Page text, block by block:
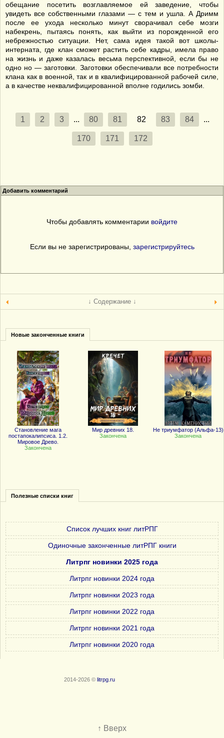
обещание посетить возглавляемое ей заведение, чтобы
увидеть все собственными глазами — с тем и ушла. А Дримм
после ее ухода несколько минут сворачивал себе мозги
набекрень, пытаясь понять, как выйти из порожденной его
небрежностью ситуации. Нет, сама идея такой вот школы-
интерната, где клан сможет растить себе кадры, имела право
на жизнь и даже казалась весьма перспективной, если бы не
одно но — заготовки. Заготовки обеспечивали все потребности
клана как в военной, так и в квалифицированной рабочей силе,
а в качестве неквалифицированной вполне годились зомби.
1 2 3 ... 80 81 82 83 84 ...
170 171 172
Добавить комментарий
Чтобы добавлять комментарии войдите
Если вы не зарегистрированы, зарегистрируйтесь
↓ Содержание ↓
Новые законченные книги
Становление мага
постапокалипсиса. 1.2.
Мировое Древо.
Закончена
Мир древних 18.
Закончена
Не триумфатор (Альфа-13)
Закончена
Полезные списки книг
Список лучших книг литРПГ
Одиночные законченные литРПГ книги
Литрпг новинки 2025 года
Литрпг новинки 2024 года
Литрпг новинки 2023 года
Литрпг новинки 2022 года
Литрпг новинки 2021 года
Литрпг новинки 2020 года
2014-2026 © litrpg.ru
↑ Вверх